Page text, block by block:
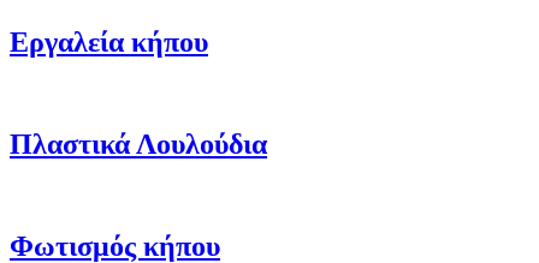
Εργαλεία κήπου
Πλαστικά Λουλούδια
Φωτισμός κήπου